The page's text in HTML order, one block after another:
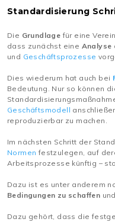
Standardisierung
Die Grundlage für eine
dass zunächst eine Analyse
und Geschäftsprozesse
Dies wiederum hat auch bei
Bedeutung. Nur so können
Geschäftsmodell
reproduzierbar zu machen.
Im nächsten Schritt der
Normen festzulegen, auf
Arbeitsprozesse künftig –
Dazu ist es unter anderem
Bedingungen zu schaffen und
Dazu gehört, dass die